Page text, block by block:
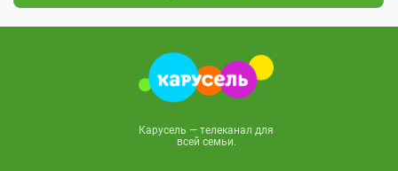
Карусель — телеканал для
всей семьи.